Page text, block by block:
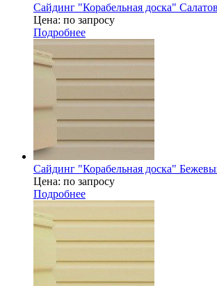
Сайдинг "Корабельная доска"
Цена: по запросу
Подробнее
Сайдинг "Корабельная доска"
Цена: по запросу
Подробнее